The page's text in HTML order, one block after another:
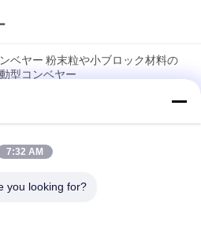
ベヤー 粉末粒や小ブロック材料の
型コンベヤー
ベヤー 粉末粒や小ブロック材料の
型コンベヤー
ベヤー 安定した方向性のある材料
7:32 AM
you looking for?